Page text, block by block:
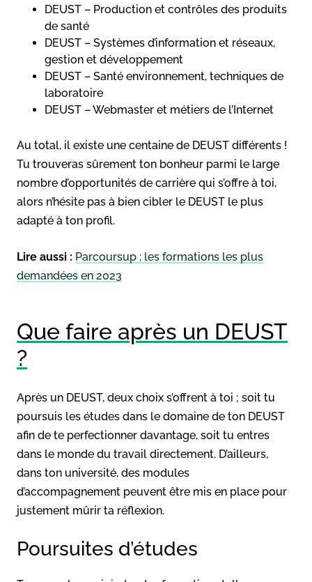
DEUST – Production et contrôles des produits
de santé
DEUST – Systèmes d’information et réseaux,
gestion et développement
DEUST – Santé environnement, techniques de
laboratoire
DEUST – Webmaster et métiers de l’Internet
Au total, il existe une centaine de DEUST différents !
Tu trouveras sûrement ton bonheur parmi le large
nombre d’opportunités de carrière qui s’offre à toi,
alors n’hésite pas à bien cibler le DEUST le plus
adapté à ton profil.
Lire aussi : Parcoursup : les formations les plus
demandées en 2023
Que faire après un DEUST
?
Après un DEUST, deux choix s’offrent à toi ; soit tu
poursuis les études dans le domaine de ton DEUST
afin de te perfectionner davantage, soit tu entres
dans le monde du travail directement. D’ailleurs,
dans ton université, des modules
d’accompagnement peuvent être mis en place pour
justement mûrir ta réflexion.
Poursuites d’études